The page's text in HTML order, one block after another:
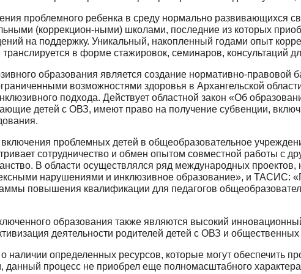
про­блемного ребенка в среду нормально развивающихся
(коррекцион-ными) школами, последние из которых
на поддержку. Уни­кальный, накопленный годами опыт
в форме стажировок, семи­наров, консультаций
образования является создание нормативно-правовой
возможностями здоровья в Архангельской
подхода. Действует областной закон «Об
детей с ОВЗ, имеют право на получение субвенции,
проблемных детей в общеобразовательное
сотрудничество и обмен опытом совместной работы с
В области осуществлялся ряд международных
нарушениями и инклюзивное образова­ние», и ТАСИС:
повышения квалификации для педагогов
образования также являются высокий
деятельности родителей детей с ОВЗ и общественных
нали­чии определенных ресурсов, которые могут обеспе­чить
данный про­цесс не приобрел еще полномасштабного